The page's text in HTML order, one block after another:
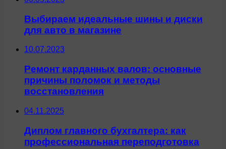
Выбираем идеальные шины и диски
для авто в магазине
10.07.2023
Ремонт карданных валов: основные
причины поломок и методы
восстановления
04.11.2025
Диплом главного бухгалтера: как
профессиональная переподготовка